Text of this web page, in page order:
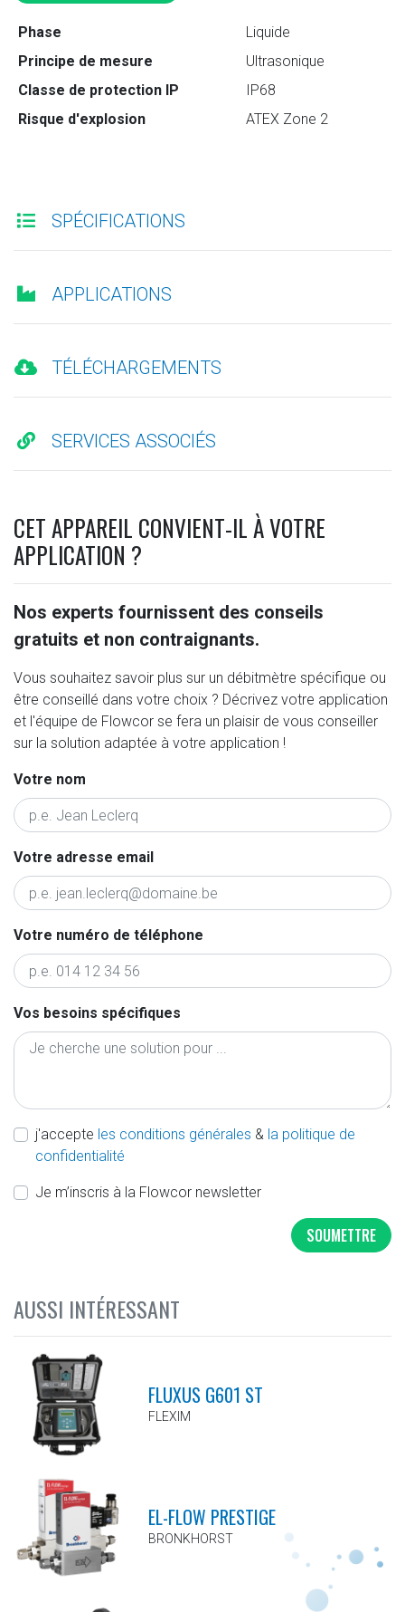
Phase
Liquide
Principe de mesure
Ultrasonique
Classe de protection IP
IP68
Risque d'explosion
ATEX Zone 2
SPÉCIFICATIONS
APPLICATIONS
TÉLÉCHARGEMENTS
SERVICES ASSOCIÉS
CET APPAREIL CONVIENT-IL À VOTRE
APPLICATION ?
Nos experts fournissent des conseils
gratuits et non contraignants.
Vous souhaitez savoir plus sur un débitmètre spécifique ou
être conseillé dans votre choix ? Décrivez votre application
et l'équipe de Flowcor se fera un plaisir de vous conseiller
sur la solution adaptée à votre application !
Votre nom
Votre adresse email
Votre numéro de téléphone
Vos besoins spécifiques
j'accepte les conditions générales & la politique de
confidentialité
Je m’inscris à la Flowcor newsletter
SOUMETTRE
AUSSI INTÉRESSANT
FLUXUS G601 ST
FLEXIM
EL-FLOW PRESTIGE
BRONKHORST